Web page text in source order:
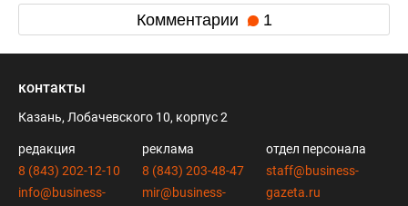
Комментарии 1
контакты
Казань, Лобачевского 10, корпус 2
редакция
8 (843) 202-12-10
info@business-
реклама
8 (843) 203-48-47
mir@business-
отдел персонала
staff@business-
gazeta.ru